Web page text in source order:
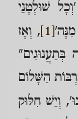
'וְכָל שׁוּלְטָנֵי
מִנָּה'[1]
, וְאָז
הַשָּׁלוֹם
וְיֵשׁ חִלּוּק